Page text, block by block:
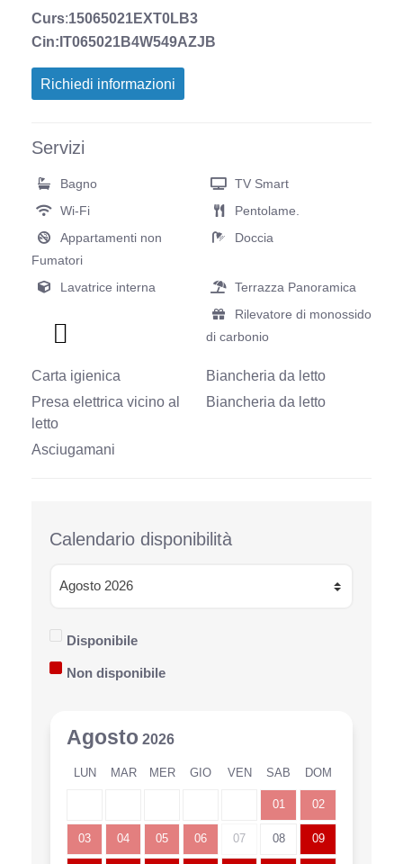
Curs:15065021EXT0LB3
Cin:IT065021B4W549AZJB
Richiedi informazioni
Servizi
Bagno
TV Smart
Wi-Fi
Pentolame.
Appartamenti non
Fumatori
Doccia
Lavatrice interna
Terrazza Panoramica
Rilevatore di monossido
di carbonio
Carta igienica
Biancheria da letto
Presa elettrica vicino al
letto
Biancheria da letto
Asciugamani
Calendario disponibilità
Disponibile
Non disponibile
Agosto 2026
LUN MAR MER GIO VEN SAB DOM
01 02
03 04 05 06 07 08 09